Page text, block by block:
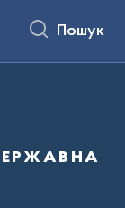
Пошук